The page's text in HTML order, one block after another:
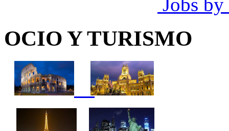
Jobs by
OCIO Y TURISMO